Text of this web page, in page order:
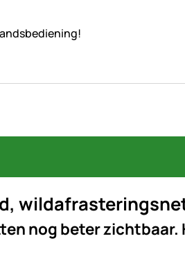
nog beter zichtbaar.